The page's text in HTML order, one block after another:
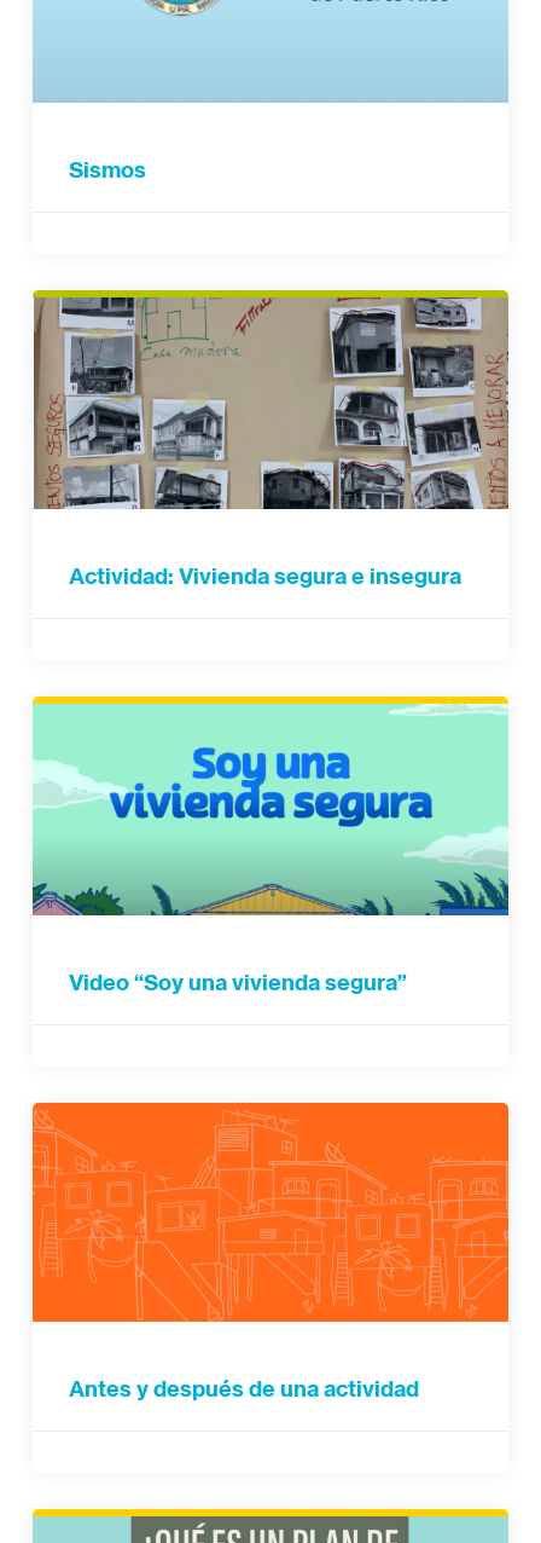
Sismos
Actividad: Vivienda segura e insegura
Video “Soy una vivienda segura”
Antes y después de una actividad